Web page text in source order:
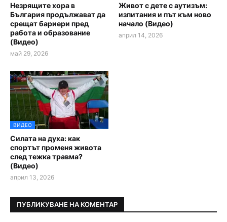
Незрящите хора в
България продължават да
срещат бариери пред
работа и образование
(Видео)
май 29, 2026
Живот с дете с аутизъм:
изпитания и път към ново
начало (Видео)
април 14, 2026
ВИДЕО
Силата на духа: как
спортът променя живота
след тежка травма?
(Видео)
април 13, 2026
ПУБЛИКУВАНЕ НА КОМЕНТАР